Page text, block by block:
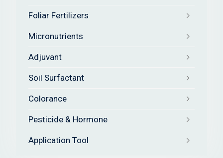
Foliar Fertilizers
Micronutrients
Adjuvant
Soil Surfactant
Colorance
Pesticide & Hormone
Application Tool